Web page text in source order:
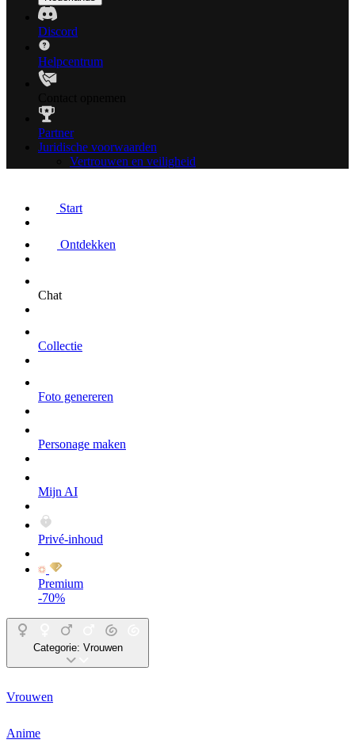
Discord
Helpcentrum
Partner
Juridische voorwaarden
Vertrouwen en veiligheid
Start
Ontdekken
Chat
Collectie
Foto genereren
Personage maken
Mijn AI
Privé-inhoud
Premium
-70%
Categorie: Vrouwen
Vrouwen
Anime